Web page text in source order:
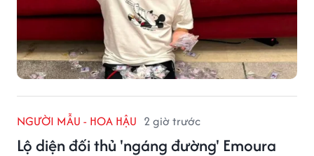
NGƯỜI MẪU - HOA HẬU 2 giờ trước
Lộ diện đối thủ 'ngáng đường' Emoura